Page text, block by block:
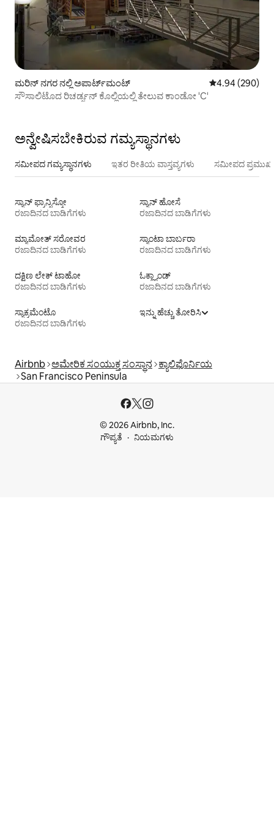
ಮರಿನ್ ನಗರ ನಲ್ಲಿ ಅಪಾರ್ಟ್‌ಮಂಟ್ 5 ರಲ್ಲಿ 4.94
4.94 (290)
ಸೌಸಾಲಿಟೊದ ರಿಚರ್ಡ್ಸನ್ ಕೊಲ್ಲಿಯಲ್ಲಿ ತೇಲುವ ಕಾಂಡೋ 'C'
ಅನ್ವೇಷಿಸಬೇಕಿರುವ ಗಮ್ಯಸ್ಥಾನಗಳು
ಸಮೀಪದ ಗಮ್ಯಸ್ಥಾನಗಳು ಇತರ ರೀತಿಯ ವಾಸ್ತವ್ಯಗಳು ಸಮೀಪದ ಪ್ರಮುಖ
ಸ್ಯಾನ್ ಫ್ರಾನ್ಸಿಸ್ಕೋ
ರಜಾದಿನದ ಬಾಡಿಗೆಗಳು
ಸ್ಯಾನ್ ಹೋಸೆ
ರಜಾದಿನದ ಬಾಡಿಗೆಗಳು
ಮ್ಯಾಮೋತ್ ಸರೋವರ
ರಜಾದಿನದ ಬಾಡಿಗೆಗಳು
ಸ್ಯಾಂಟಾ ಬಾರ್ಬರಾ
ರಜಾದಿನದ ಬಾಡಿಗೆಗಳು
ದಕ್ಷಿಣ ಲೇಕ್ ಟಾಹೋ
ರಜಾದಿನದ ಬಾಡಿಗೆಗಳು
ಓಕ್ಲ್ಯಾಂಡ್
ರಜಾದಿನದ ಬಾಡಿಗೆಗಳು
ಸ್ಯಾಕ್ರಮೆಂಟೊ
ರಜಾದಿನದ ಬಾಡಿಗೆಗಳು
ಇನ್ನು ಹೆಚ್ಚು ತೋರಿಸಿ
Airbnb ಅಮೇರಿಕ ಸಂಯುಕ್ತ ಸಂಸ್ಥಾನ ಕ್ಯಾಲಿಫೊರ್ನಿಯ
San Francisco Peninsula
© 2026 Airbnb, Inc.
ಗೌಪ್ಯತೆ
ನಿಯಮಗಳು